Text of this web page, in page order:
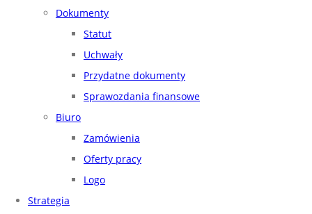
Dokumenty
Statut
Uchwały
Przydatne dokumenty
Sprawozdania finansowe
Biuro
Zamówienia
Oferty pracy
Logo
Strategia